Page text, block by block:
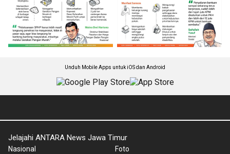
Unduh Mobile Apps untuk iOS dan Android
Jelajahi ANTARA News Jawa Timur
Nasional
Foto